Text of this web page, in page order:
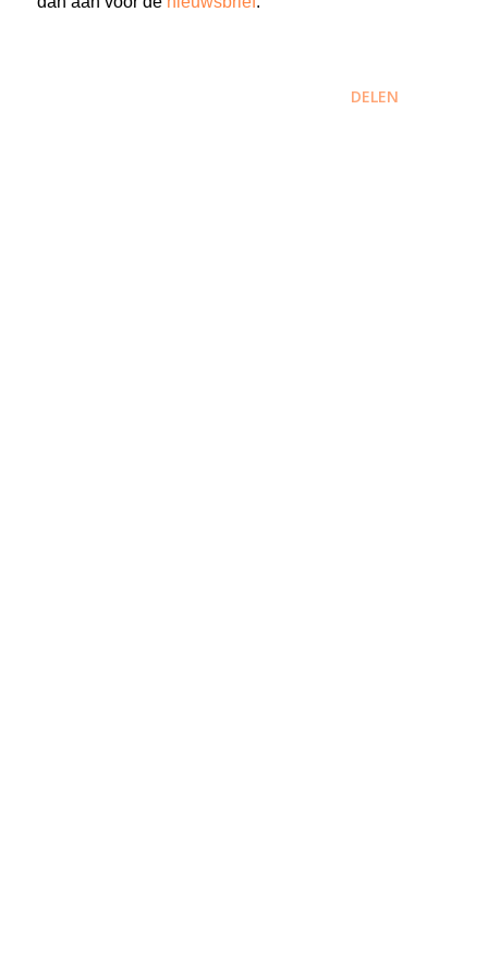
DELEN